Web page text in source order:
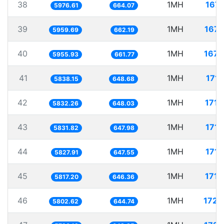
38 5976.61 664.07 1MH
39 5959.69 662.19 1MH
40 5955.93 661.77 1MH
41 5838.15 648.68 1MH
42 5832.26 648.03 1MH
43 5831.82 647.98 1MH
44 5827.91 647.55 1MH
45 5817.20 646.36 1MH
46 5802.62 644.74 1MH